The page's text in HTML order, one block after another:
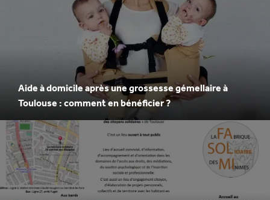
Aide à domicile après une grossesse gémellaire à
Toulouse : comment en bénéficier ?